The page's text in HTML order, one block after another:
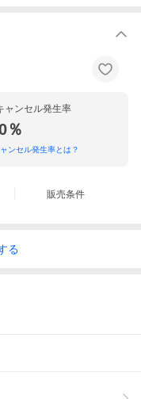
ャンセル発生率
％
ンセル発生率とは？
販売条件
る